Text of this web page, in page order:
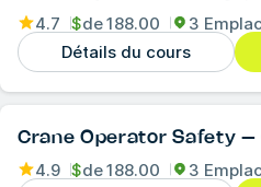
4.7 $de188.00
3
Détails du cours
Crane Operator Safety –
4.9 $de188.00
3